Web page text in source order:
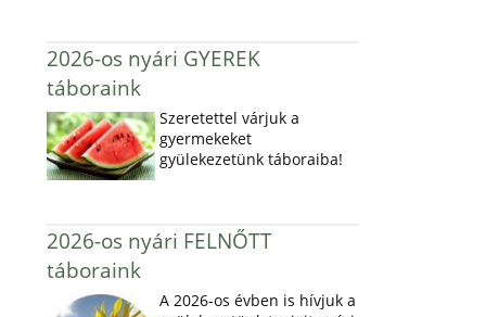
2026-os nyári GYEREK
táboraink
Szeretettel várjuk a
gyermekeket
gyülekezetünk táboraiba!
2026-os nyári FELNŐTT
táboraink
A 2026-os évben is hívjuk a